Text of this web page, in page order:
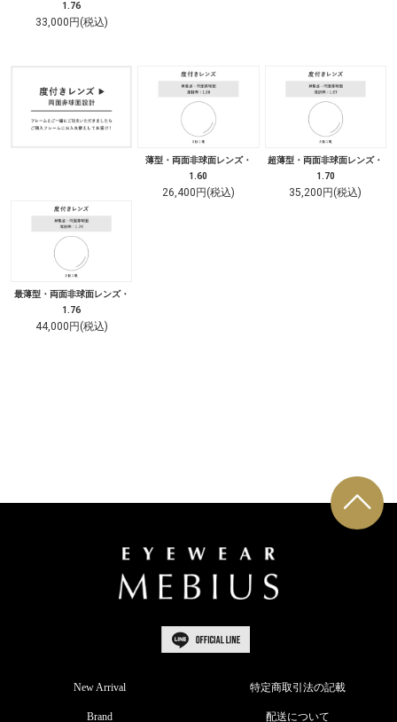
1.76
33,000円(税込)
薄型・両面非球面レンズ・
1.60
26,400円(税込)
超薄型・両面非球面レンズ・
1.70
35,200円(税込)
最薄型・両面非球面レンズ・
1.76
44,000円(税込)
New Arrival
Brand
特定商取引法の記載
配送について